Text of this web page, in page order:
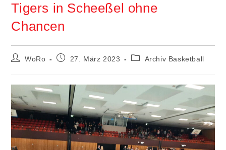
Tigers in Scheeßel ohne
Chancen
Beitrags-
WoRo
Beitrag27. März 2023
Beitrags-
Archiv Basketball